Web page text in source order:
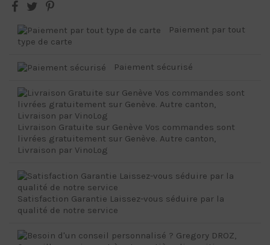
Paiement par tout
type de carte
Paiement sécurisé
Livraison Gratuite sur Genève Vos commandes sont
livrées gratuitement sur Genève. Autre canton,
Livraison par VinoLog
Satisfaction Garantie Laissez-vous séduire par la
qualité de notre service